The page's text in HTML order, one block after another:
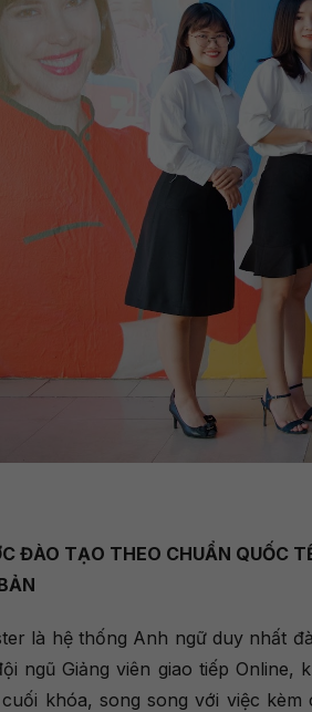
ĐÀO TẠO THEO CHUẨN QUỐC
là hệ thống Anh ngữ duy nhất
ngũ Giảng viên giao tiếp
khóa, song song với việc